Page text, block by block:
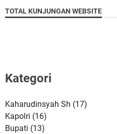
TOTAL KUNJUNGAN WEBSITE
Kategori
Kaharudinsyah Sh (17)
Kapolri (16)
Bupati (13)